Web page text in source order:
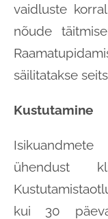
vaidluste
nõude
säilitatakse
Kustutamine
ühendust
kui 30